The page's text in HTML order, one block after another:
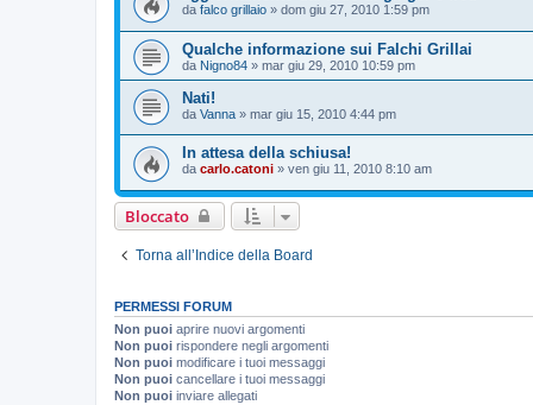
da falco grillaio » dom giu 27, 2010 1:59 pm
Qualche informazione sui Falchi Grillai
da Nigno84 » mar giu 29, 2010 10:59 pm
Nati!
da Vanna » mar giu 15, 2010 4:44 pm
In attesa della schiusa!
da carlo.catoni » ven giu 11, 2010 8:10 am
Bloccato
Torna all’Indice della Board
PERMESSI FORUM
Non puoi aprire nuovi argomenti
Non puoi rispondere negli argomenti
Non puoi modificare i tuoi messaggi
Non puoi cancellare i tuoi messaggi
Non puoi inviare allegati